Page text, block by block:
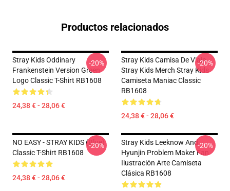
Productos relacionados
Stray Kids Oddinary
Frankenstein Version Green
Logo Classic T-Shirt RB1608
24,38 € - 28,06 €
-20%
Stray Kids Camisa De Viaje
Stray Kids Merch Stray Kids
Camiseta Maniac Classic
RB1608
24,38 € - 28,06 €
-20%
NO EASY - STRAY KIDS (Blue)
Classic T-Shirt RB1608
24,38 € - 28,06 €
-20%
Stray Kids Leeknow And
Hyunjin Problem Maker Fan
Ilustración Arte Camiseta
Clásica RB1608
-20%